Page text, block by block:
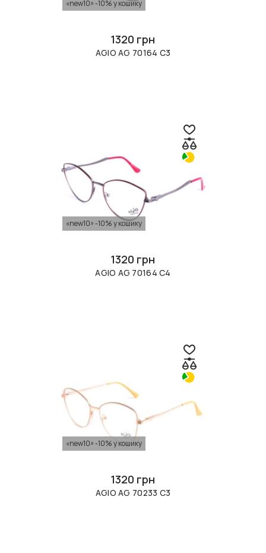
«new10» -10% у кошику
1320 грн
AGIO AG 70164 C3
«new10» -10% у кошику
1320 грн
AGIO AG 70164 C4
«new10» -10% у кошику
1320 грн
AGIO AG 70233 С3